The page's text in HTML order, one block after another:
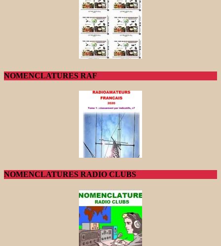
NOMENCLATURES RAF
NOMENCLATURES RADIO CLUBS